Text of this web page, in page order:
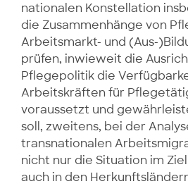
nationalen Konstellation
die Zusammenhänge von
Arbeitsmarkt- und (Aus-
prüfen, inwieweit die
Pflegepolitik die
Arbeitskräften für
voraussetzt und
soll, zweitens, bei der
transnationalen
nicht nur die Situation im
auch in den